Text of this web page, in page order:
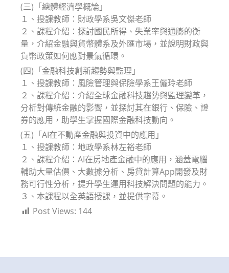
(三)「總體經濟學概論」
１、授課教師：財政學系吳文傑老師
２、課程介紹：探討國民所得、失業率與通膨的衡
量，介紹金融與貨幣體系及外匯市場，並說明財政與
貨幣政策如何應對景氣循環。
(四)「金融科技創新趨勢與監理」
１、授課教師：風險管理與保險學系王儷玲老師
２、課程介紹：介紹全球金融科技趨勢與監理變革，
分析對傳統金融的影響，並探討其在銀行、保險、證
券的應用，助學生掌握國際金融科技動向。
(五)「AI在不動產金融與投資中的應用」
１、授課教師：地政學系林左裕老師
２、課程介紹：AI在房地產金融中的應用，涵蓋電腦
輔助大量估價、大數據分析、房貸計算App開發及財
務可行性分析，提升學生運用科技解決問題的能力。
３、本課程以全英語授課，並提供字幕。
Post Views: 144